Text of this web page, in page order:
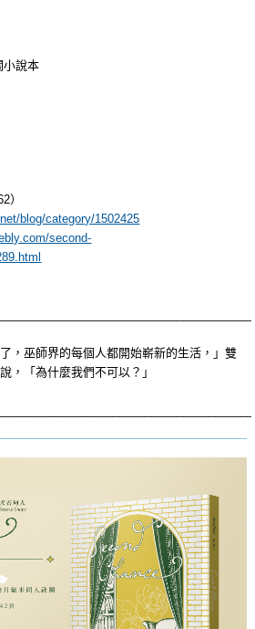
說本
）
blog/category/1502425
second-
，巫師界的每個人都開始嶄新的生活，」雙
，「為什麼我們不可以？」